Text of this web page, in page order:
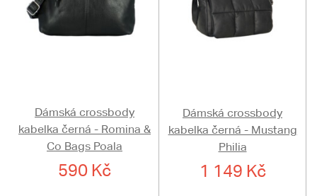
Dámská crossbody
kabelka černá - Romina &
Co Bags Poala
590 Kč
Dámská crossbody
kabelka černá - Mustang
Philia
1 149 Kč